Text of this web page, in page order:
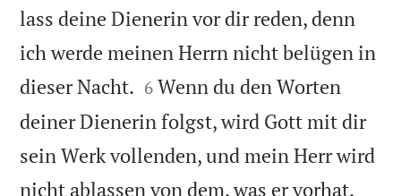
lass deine Dienerin vor dir reden, denn
ich werde meinen Herrn nicht belügen in
dieser Nacht. 

6 Wenn du den Worten
deiner Dienerin folgst, wird Gott mit dir
sein Werk vollenden, und mein Herr wird
nicht ablassen von dem, was er vorhat.